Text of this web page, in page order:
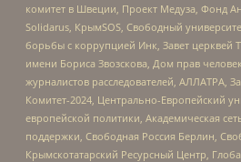
комитет в Швеции, Проект Медуза, Фонд
Solidarus, КрымSOS, Свободный
борьбы с коррупцией Инк, Завет церквей
имени Бориса Звозскова, Дом прав
журналистов расследователей, АЛЛАТРА,
Комитет-2024, Центрально-Европейский
европейской политики, Академическая
поддержки, Свободная Россия Берлин,
Крымскотатарский Ресурсный Центр,